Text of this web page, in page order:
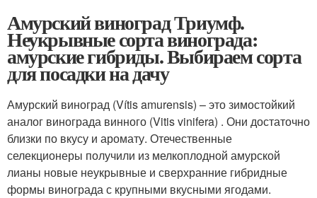
Амурский виноград Триумф.
Неукрывные сорта винограда:
амурские гибриды. Выбираем сорта
для посадки на дачу
Амурский виноград (Vítis amurensis) – это зимостойкий
аналог винограда винного (Vitis vinifera) . Они достаточно
близки по вкусу и аромату. Отечественные
селекционеры получили из мелкоплодной амурской
лианы новые неукрывные и сверхранние гибридные
формы винограда с крупными вкусными ягодами.